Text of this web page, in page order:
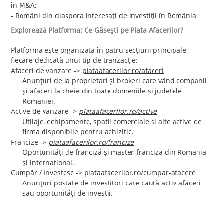
în M&A;
- Români din diaspora interesați de investiții în România.
Explorează Platforma: Ce Găsești pe Piata Afacerilor?
Platforma este organizata în patru secțiuni principale,
fiecare dedicată unui tip de tranzacție:
Afaceri de vanzare -> piataafacerilor.ro/afaceri
Anunțuri de la proprietari și brokeri care vând companii
și afaceri la cheie din toate domeniile si judetele
Romaniei.
Active de vanzare -> piataafacerilor.ro/active
Utilaje, echipamente, spatii comerciale si alte active de
firma disponibile pentru achizitie.
Francize -> piataafacerilor.ro/francize
Oportunități de franciză și master-franciza din Romania
și international.
Cumpăr / Investesc -> piataafacerilor.ro/cumpar-afacere
Anunțuri postate de investitori care caută activ afaceri
sau oportunități de investii.